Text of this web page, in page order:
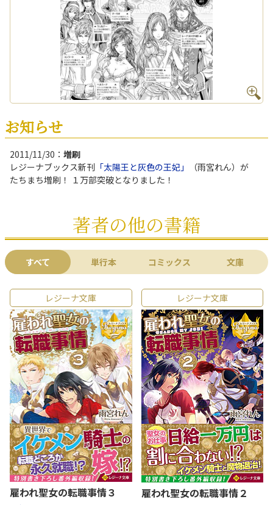
お知らせ
2011/11/30： 増刷
レジーナブックス新刊 「太陽王と灰色の王妃」
（雨宮れん）が
たちまち増刷！ １万部突破となりました！
著者の他の書籍
すべて 単行本 コミックス 文庫
レジーナ文庫
雇われ聖女の転職事情３
レジーナ文庫
雇われ聖女の転職事情２